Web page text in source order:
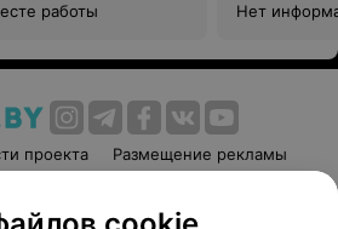
работы Нет
проекта
Размещение рекламы
соглашение
Способы оплаты